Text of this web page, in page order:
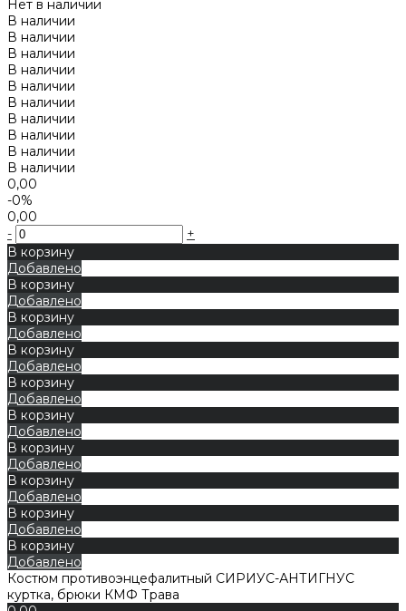
Нет в наличии
В наличии
В наличии
В наличии
В наличии
В наличии
В наличии
В наличии
В наличии
В наличии
В наличии
0,00
-0%
0,00
-
+
В корзину
Добавлено
В корзину
Добавлено
В корзину
Добавлено
В корзину
Добавлено
В корзину
Добавлено
В корзину
Добавлено
В корзину
Добавлено
В корзину
Добавлено
В корзину
Добавлено
В корзину
Добавлено
Костюм противоэнцефалитный СИРИУС-АНТИГНУС
куртка, брюки КМФ Трава